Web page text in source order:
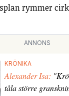
rymmer
ANNONS
KRÖNIKA
Alexander Isa:
tåla större